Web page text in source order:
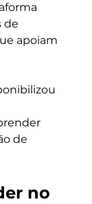
de
apoiam
de
no